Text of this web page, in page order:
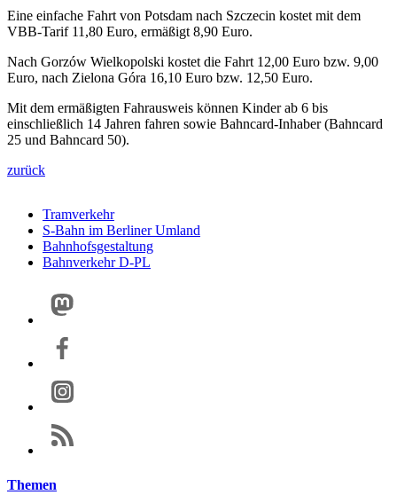
Eine einfache Fahrt von Potsdam nach Szczecin kostet mit dem
VBB-Tarif 11,80 Euro, ermäßigt 8,90 Euro.
Nach Gorzów Wielkopolski kostet die Fahrt 12,00 Euro bzw. 9,00
Euro, nach Zielona Góra 16,10 Euro bzw. 12,50 Euro.
Mit dem ermäßigten Fahrausweis können Kinder ab 6 bis
einschließlich 14 Jahren fahren sowie Bahncard-Inhaber (Bahncard
25 und Bahncard 50).
zurück
Tramverkehr
S-Bahn im Berliner Umland
Bahnhofsgestaltung
Bahnverkehr D-PL
Themen